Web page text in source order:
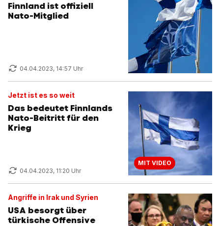
Finnland ist offiziell
Nato-Mitglied
04.04.2023, 14:57 Uhr
Jetzt ist es so weit
Das bedeutet Finnlands
Nato-Beitritt für den
Krieg
04.04.2023, 11:20 Uhr
MIT VIDEO
Angriffe in Irak und Syrien
USA besorgt über
türkische Offensive